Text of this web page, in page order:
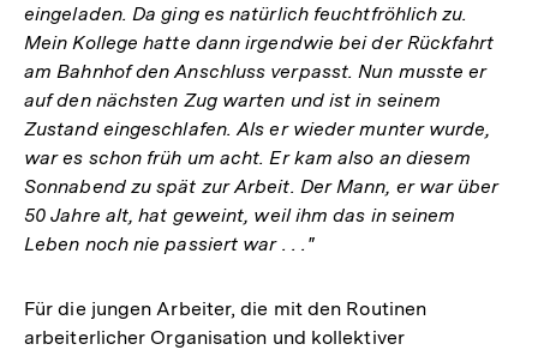
eingeladen. Da ging es natürlich feuchtfröhlich zu.
Mein Kollege hatte dann irgendwie bei der Rückfahrt
am Bahnhof den Anschluss verpasst. Nun musste er
auf den nächsten Zug warten und ist in seinem
Zustand eingeschlafen. Als er wieder munter wurde,
war es schon früh um acht. Er kam also an diesem
Sonnabend zu spät zur Arbeit. Der Mann, er war über
50 Jahre alt, hat geweint, weil ihm das in seinem
Leben noch nie passiert war . . ."
Für die jungen Arbeiter, die mit den Routinen
arbeiterlicher Organisation und kollektiver